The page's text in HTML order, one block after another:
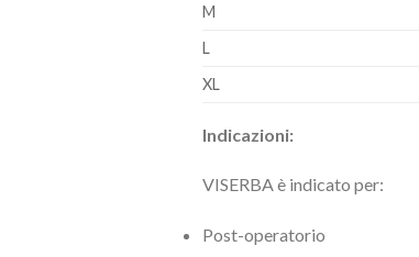
M
L
XL
Indicazioni:
VISERBA è indicato per:
Post-operatorio